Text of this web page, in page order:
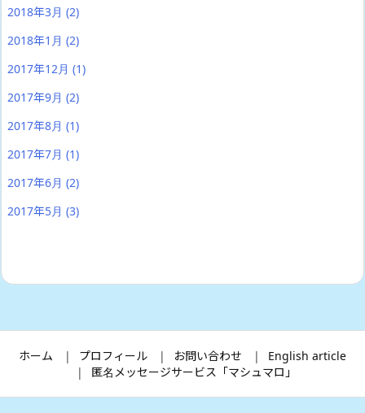
2018年3月 (2)
2018年1月 (2)
2017年12月 (1)
2017年9月 (2)
2017年8月 (1)
2017年7月 (1)
2017年6月 (2)
2017年5月 (3)
ホーム プロフィール お問い合わせ
English article
匿名メッセージサービス「マシュマロ」